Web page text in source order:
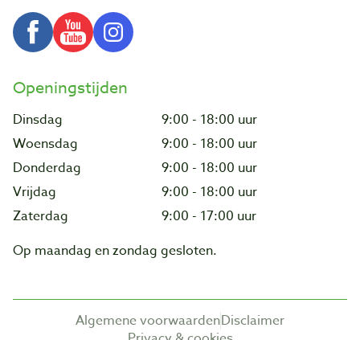
Openingstijden
Dinsdag
9:00 - 18:00 uur
Woensdag
9:00 - 18:00 uur
Donderdag
9:00 - 18:00 uur
Vrijdag
9:00 - 18:00 uur
Zaterdag
9:00 - 17:00 uur
Op maandag en zondag gesloten.
Algemene voorwaardenDisclaimer